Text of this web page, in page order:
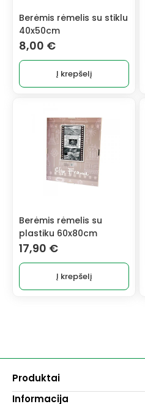
Berėmis rėmelis su stiklu
40x50cm
8,00 €
Į krepšelį
Berėmis rėmelis su
plastiku 60x80cm
17,90 €
Į krepšelį
Produktai
Informacija